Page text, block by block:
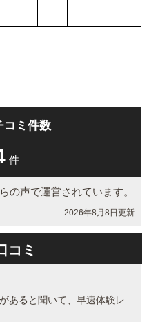
ミ件数